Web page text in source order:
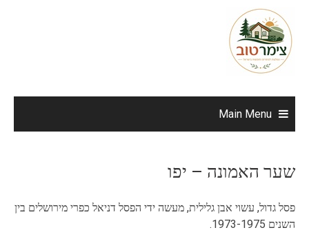
content
Main Menu
שער האמונה – יפו
פסל גדול, עשוי אבן גלילית, מעשה ידי הפסל דניאל כפרי מירושלים בין
השנים 1973-1975.